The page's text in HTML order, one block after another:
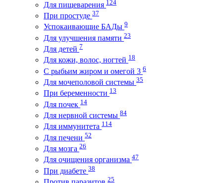
Для пищеварения 124
При простуде 37
Успокаивающие БАДы 9
Для улучшения памяти 23
Для детей 7
Для кожи, волос, ногтей 18
С рыбьим жиром и омегой 3 6
Для мочеполовой системы 35
При беременности 13
Для почек 14
Для нервной системы 84
Для иммунитета 114
Для печени 52
Для мозга 26
Для очищения организма 47
При диабете 38
25